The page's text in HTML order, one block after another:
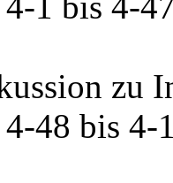
zu
48 bis 4-